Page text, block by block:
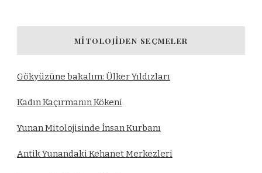
MITOLOJIDEN SEÇMELER
Gökyüzüne bakalım: Ülker Yıldızları
Kadın Kaçırmanın Kökeni
Yunan Mitolojisinde İnsan Kurbanı
Antik Yunandaki Kehanet Merkezleri